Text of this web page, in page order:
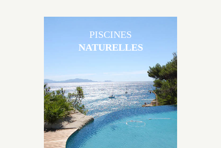
Les piscines en béton naturelles Jacques Brens sont
originales, elles s’intègrent parfaitement à leur
environnement grâce à un jeu de volume et de
matière sur-mesure conçu par notre bureau d’étude
spécialisé.
PISCINES
NATURELLES